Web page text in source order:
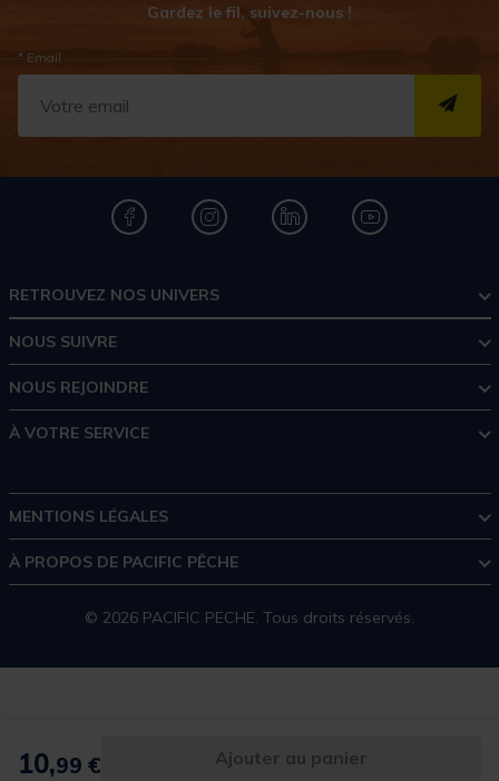
10,99 € Ajouter au panier
Gardez le fil, suivez-nous !
* Email
RETROUVEZ NOS UNIVERS
NOUS SUIVRE
NOUS REJOINDRE
À VOTRE SERVICE
MENTIONS LÉGALES
À PROPOS DE PACIFIC PÊCHE
© 2026 PACIFIC PECHE. Tous droits réservés.